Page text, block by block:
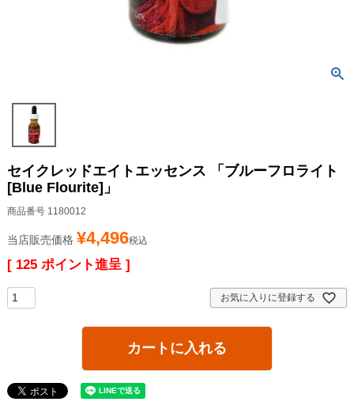
セイクレッドエイトエッセンス 「ブルーフロライト
[Blue Flourite]」
商品番号 1180012
当店販売価格 ¥4,496税込
[ 125 ポイント進呈 ]
お気に入りに登録する
カートに入れる